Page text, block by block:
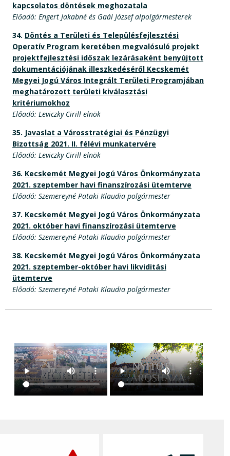
kapcsolatos döntések meghozatala
Előadó: Engert Jakabné és Gaál József alpolgármesterek
34. Döntés a Területi és Településfejlesztési
Operatív Program keretében megvalósuló projekt
projektfejlesztési időszak lezárásaként benyújtott
dokumentációjának illeszkedéséről Kecskemét
Megyei Jogú Város Integrált Területi Programjában
meghatározott területi kiválasztási
kritériumokhoz
Előadó: Leviczky Cirill elnök
35. Javaslat a Városstratégiai és Pénzügyi
Bizottság 2021. II. félévi munkatervére
Előadó: Leviczky Cirill elnök
36. Kecskemét Megyei Jogú Város Önkormányzata
2021. szeptember havi finanszírozási ütemterve
Előadó: Szemereyné Pataki Klaudia polgármester
37. Kecskemét Megyei Jogú Város Önkormányzata
2021. október havi finanszírozási ütemterve
Előadó: Szemereyné Pataki Klaudia polgármester
38. Kecskemét Megyei Jogú Város Önkormányzata
2021. szeptember-október havi likviditási
ütemterve
Előadó: Szemereyné Pataki Klaudia polgármester